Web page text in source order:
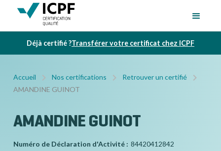
Déjà certifié ?Transférer votre certificat chez ICPF
Accueil Nos certifications
Retrouver un certifié
AMANDINE GUINOT
AMANDINE GUINOT
Numéro de Déclaration d'Activité : 84420412842